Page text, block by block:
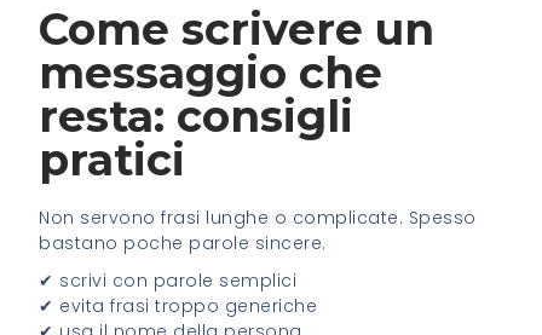
Come scrivere un
messaggio che
resta: consigli
pratici
Non servono frasi lunghe o complicate. Spesso
bastano poche parole sincere.
✔ scrivi con parole semplici
✔ evita frasi troppo generiche